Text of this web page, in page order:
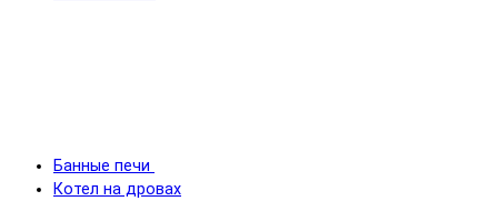
Банные печи
Котел на дровах